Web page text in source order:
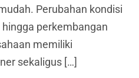
Perubahan kondisi
perkembangan
memiliki
sekaligus […]